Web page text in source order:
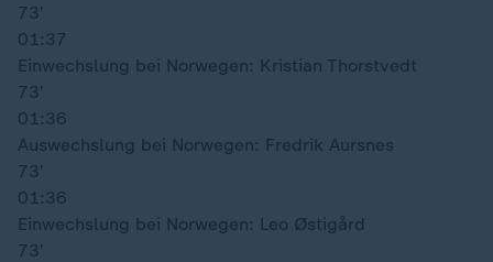
73′
01:37
Einwechslung bei Norwegen: Kristian Thorstvedt
73′
01:36
Auswechslung bei Norwegen: Fredrik Aursnes
73′
01:36
Einwechslung bei Norwegen: Leo Østigård
73′